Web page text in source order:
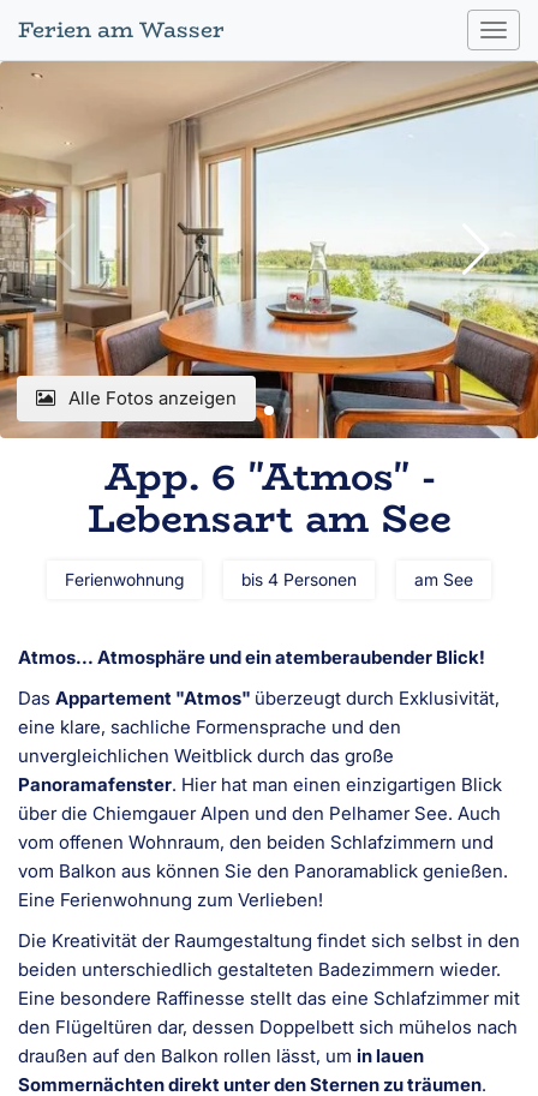
Ferien am Wasser
Alle Fotos anzeigen
App. 6 "Atmos" -
Lebensart am See
Ferienwohnung bis 4 Personen am See
Atmos... Atmosphäre und ein atemberaubender Blick!
Das Appartement "Atmos" überzeugt durch Exklusivität,
eine klare, sachliche Formensprache und den
unvergleichlichen Weitblick durch das große
Panoramafenster. Hier hat man einen einzigartigen Blick
über die Chiemgauer Alpen und den Pelhamer See. Auch
vom offenen Wohnraum, den beiden Schlafzimmern und
vom Balkon aus können Sie den Panoramablick genießen.
Eine Ferienwohnung zum Verlieben!
Die Kreativität der Raumgestaltung findet sich selbst in den
beiden unterschiedlich gestalteten Badezimmern wieder.
Eine besondere Raffinesse stellt das eine Schlafzimmer mit
den Flügeltüren dar, dessen Doppelbett sich mühelos nach
draußen auf den Balkon rollen lässt, um in lauen
Sommernächten direkt unter den Sternen zu träumen.